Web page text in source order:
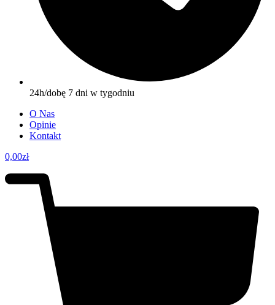
24h/dobę 7 dni w tygodniu
O Nas
Opinie
Kontakt
0,00zł